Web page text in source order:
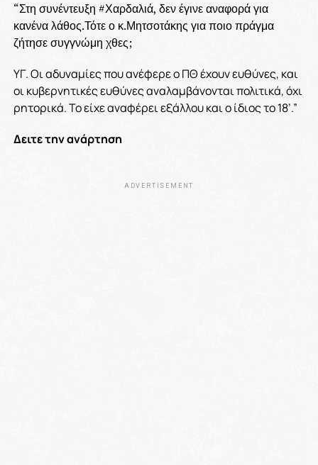
“Στη συνέντευξη #Χαρδαλιά, δεν έγινε αναφορά για
κανένα λάθος.Τότε ο κ.Μητσοτάκης για ποιο πράγμα
ζήτησε συγγνώμη χθες;
ΥΓ. Οι αδυναμίες που ανέφερε ο ΠΘ έχουν ευθύνες, και
οι κυβερνητικές ευθύνες αναλαμβάνονται πολιτικά, όχι
ρητορικά. Το είχε αναφέρει εξάλλου και ο ίδιος το 18’.”
Δειτε την ανάρτηση
ADVERTISEMENT